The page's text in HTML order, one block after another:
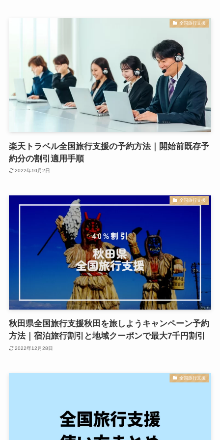
全国旅行支援
楽天トラベル全国旅行支援の予約方法｜開始前既存予
約分の割引適用手順
2022年10月2日
全国旅行支援
秋田県全国旅行支援秋田を旅しようキャンペーン予約
方法｜宿泊旅行割引と地域クーポンで最大7千円割引
2022年12月28日
全国旅行支援